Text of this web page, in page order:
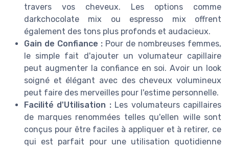
travers vos cheveux. Les options comme
darkchocolate mix ou espresso mix offrent
également des tons plus profonds et audacieux.
Gain de Confiance : Pour de nombreuses femmes,
le simple fait d'ajouter un volumateur capillaire
peut augmenter la confiance en soi. Avoir un look
soigné et élégant avec des cheveux volumineux
peut faire des merveilles pour l'estime personnelle.
Facilité d'Utilisation :Les volumateurs capillaires
de marques renommées telles qu'ellen wille sont
conçus pour être faciles à appliquer et à retirer, ce
qui est parfait pour une utilisation quotidienne